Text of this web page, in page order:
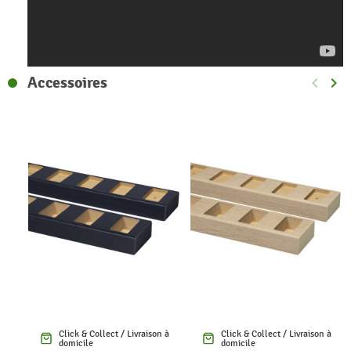
Accessoires keyboard_arrow_left keyboard_arrow_right
Click & Collect / Livraison à
domicile
Click & Collect / Livraison à
domicile